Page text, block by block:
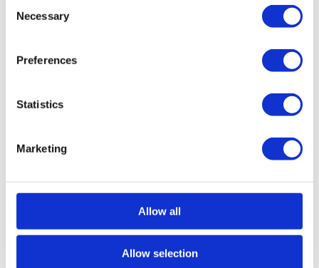
Selection
Necessary
Preferences
Statistics
Marketing
Allow all
Allow selection